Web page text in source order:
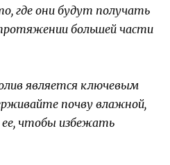
где они будут получать
большей части
является ключевым
почву влажной,
чтобы избежать